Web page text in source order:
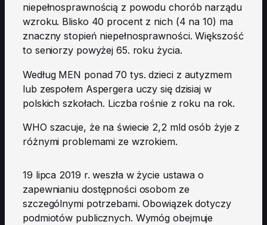
niepełnosprawnością z powodu chorób narządu
wzroku. Blisko 40 procent z nich (4 na 10) ma
znaczny stopień niepełnosprawności. Większość
to seniorzy powyżej 65. roku życia.
Według MEN ponad 70 tys. dzieci z autyzmem
lub zespołem Aspergera uczy się dzisiaj w
polskich szkołach. Liczba rośnie z roku na rok.
WHO szacuje, że na świecie 2,2 mld osób żyje z
różnymi problemami ze wzrokiem.
19 lipca 2019 r. weszła w życie ustawa o
zapewnianiu dostępności osobom ze
szczególnymi potrzebami. Obowiązek dotyczy
podmiotów publicznych. Wymóg obejmuje